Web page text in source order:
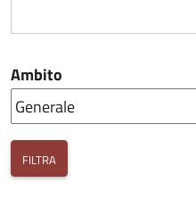
Ambito